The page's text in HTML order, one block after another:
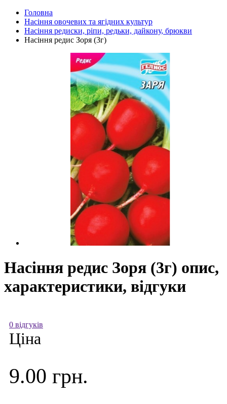
Головна
Насіння овочевих та ягідних культур
Насіння редиски, ріпи, редьки, дайкону, брюкви
Насіння редис Зоря (3г)
Насіння редис Зоря (3г) опис,
характеристики, відгуки
0 відгуків
Ціна
9.00 грн.